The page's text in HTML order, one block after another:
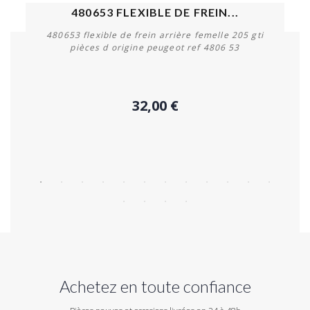
480653 FLEXIBLE DE FREIN...
480653 flexible de frein arrière femelle 205 gti
pièces d origine peugeot ref 4806 53
32,00 €
Achetez en toute confiance